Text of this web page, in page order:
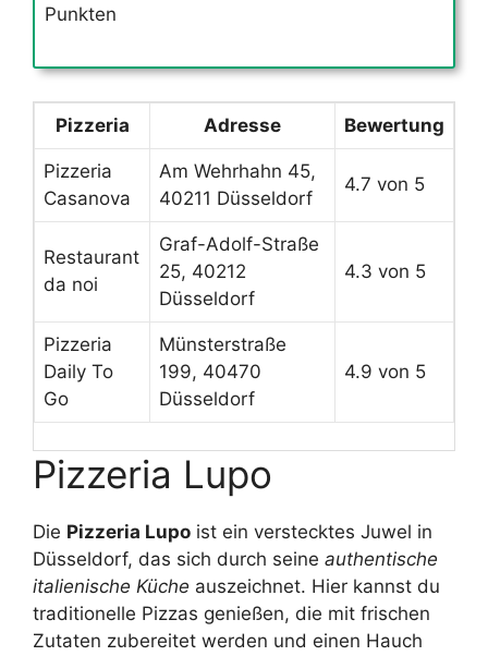
Punkten
Pizzeria Adresse Bewertung
Pizzeria
Casanova
Am Wehrhahn 45,
40211 Düsseldorf
4.7 von 5
Restaurant
da noi
Graf-Adolf-Straße
25, 40212
Düsseldorf
4.3 von 5
Pizzeria
Daily To
Go
Münsterstraße
199, 40470
Düsseldorf
4.9 von 5
Pizzeria Lupo
Die Pizzeria Lupo ist ein verstecktes Juwel in
Düsseldorf, das sich durch seine authentische
italienische Küche auszeichnet. Hier kannst du
traditionelle Pizzas genießen, die mit frischen
Zutaten zubereitet werden und einen Hauch